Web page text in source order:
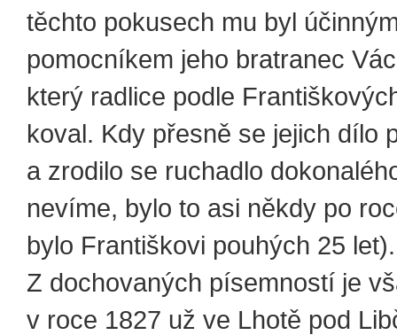
těchto pokusech mu byl
pomocníkem jeho bratranec
který radlice podle
koval. Kdy přesně se jejich dílo
a zrodilo se ruchadlo
nevíme, bylo to asi někdy po
bylo Františkovi pouhých 25 let).
Z dochovaných písemností je
v roce 1827 už ve Lhotě pod